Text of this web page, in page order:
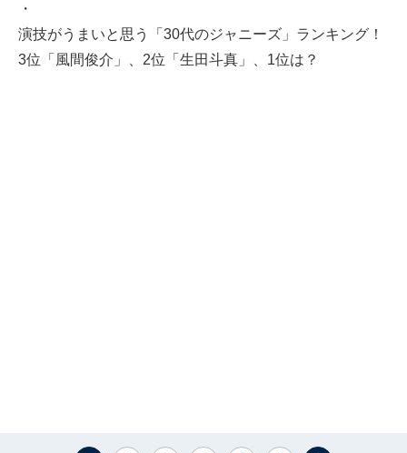
・
演技がうまいと思う「30代のジャニーズ」ランキング！
3位「風間俊介」、2位「生田斗真」、1位は？